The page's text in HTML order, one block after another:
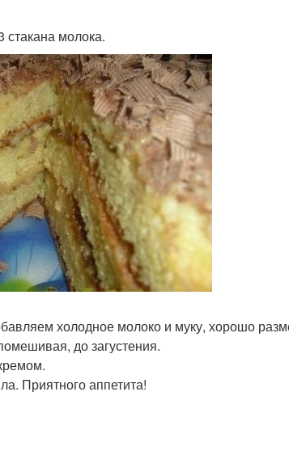
стакана молока.
холодное молоко и муку, хорошо
до загустения.
Приятного аппетита!